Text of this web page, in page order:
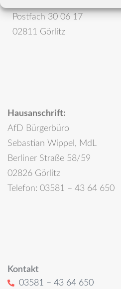
Postfach 30 06 17
02811 Görlitz
Hausanschrift:
AfD Bürgerbüro
Sebastian Wippel, MdL
Berliner Straße 58/59
02826 Görlitz
Telefon: 03581 – 43 64 650
Kontakt
03581 – 43 64 650